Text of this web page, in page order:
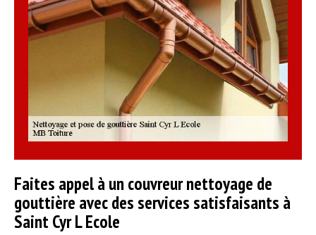
Faites appel à un couvreur nettoyage de
gouttière avec des services satisfaisants à
Saint Cyr L Ecole